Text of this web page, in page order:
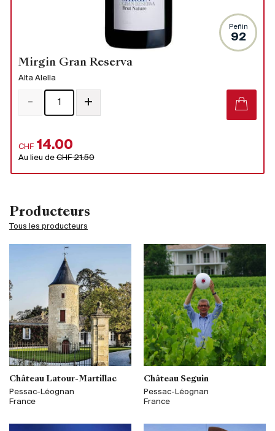
Producteurs
Tous les producteurs
Château Latour-Martillac
Pessac-Léognan
France
Château Seguin
Pessac-Léognan
France
Peñin
92
Mirgin Gran Reserva
Alta Alella
CHF 14.00
Au lieu deCHF 21.50
- +